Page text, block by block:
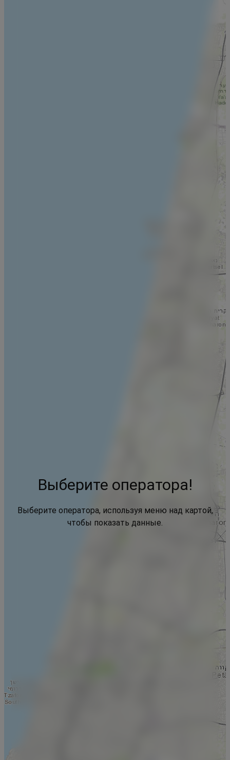
Выберите оператора!
Выберите оператора, используя меню над картой,
чтобы показать данные.